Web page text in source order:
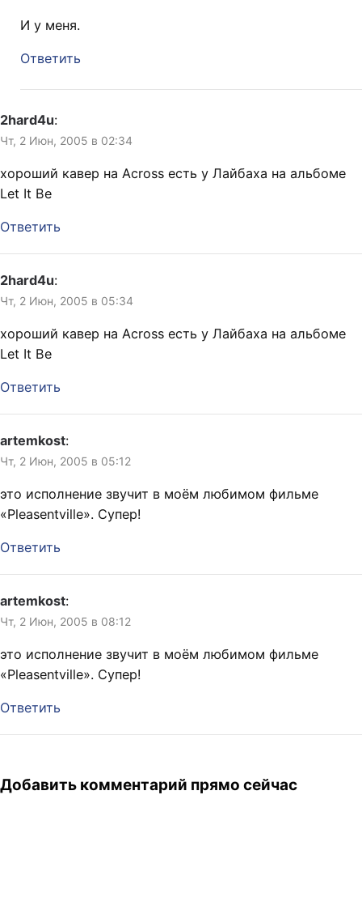
И у меня.
Ответить
2hard4u:
Чт, 2 Июн, 2005 в 02:34
хороший кавер на Across есть у Лайбаха на альбоме
Let It Be
Ответить
2hard4u:
Чт, 2 Июн, 2005 в 05:34
хороший кавер на Across есть у Лайбаха на альбоме
Let It Be
Ответить
artemkost:
Чт, 2 Июн, 2005 в 05:12
это исполнение звучит в моём любимом фильме
«Pleasentville». Супер!
Ответить
artemkost:
Чт, 2 Июн, 2005 в 08:12
это исполнение звучит в моём любимом фильме
«Pleasentville». Супер!
Ответить
Добавить комментарий прямо сейчас